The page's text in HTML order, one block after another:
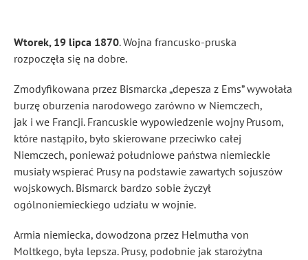
Wtorek, 19 lipca 1870. Wojna francusko-pruska
rozpoczęła się na dobre.
Zmodyfikowana przez Bismarcka „depesza z Ems” wywołała
burzę oburzenia narodowego zarówno w Niemczech,
jak i we Francji. Francuskie wypowiedzenie wojny Prusom,
które nastąpiło, było skierowane przeciwko całej
Niemczech, ponieważ południowe państwa niemieckie
musiały wspierać Prusy na podstawie zawartych sojuszów
wojskowych. Bismarck bardzo sobie życzył
ogólnoniemieckiego udziału w wojnie.
Armia niemiecka, dowodzona przez Helmutha von
Moltkego, była lepsza. Prusy, podobnie jak starożytna